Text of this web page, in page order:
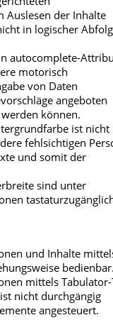
Auslesen der Inhalte
in logischer
autocomplete-
motorisch
von Daten
angeboten
können.
ist nicht
fehlsichtigen
und somit der
sind unter
und Inhalte
mittels Tabulator-
nicht durchgängig
angesteuert.